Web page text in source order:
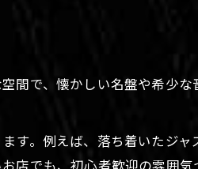
間で、懐かしい名盤や希少な
す。例えば、落ち着いたジャ